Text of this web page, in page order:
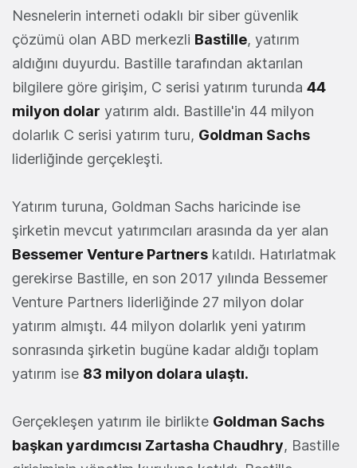
Nesnelerin interneti odaklı bir siber güvenlik
çözümü olan ABD merkezli Bastille, yatırım
aldığını duyurdu. Bastille tarafından aktarılan
bilgilere göre girişim, C serisi yatırım turunda 44
milyon dolar yatırım aldı. Bastille'in 44 milyon
dolarlık C serisi yatırım turu, Goldman Sachs
liderliğinde gerçekleşti.
Yatırım turuna, Goldman Sachs haricinde ise
şirketin mevcut yatırımcıları arasında da yer alan
Bessemer Venture Partners katıldı. Hatırlatmak
gerekirse Bastille, en son 2017 yılında Bessemer
Venture Partners liderliğinde 27 milyon dolar
yatırım almıştı. 44 milyon dolarlık yeni yatırım
sonrasında şirketin bugüne kadar aldığı toplam
yatırım ise 83 milyon dolara ulaştı.
Gerçekleşen yatırım ile birlikte Goldman Sachs
başkan yardımcısı Zartasha Chaudhry, Bastille